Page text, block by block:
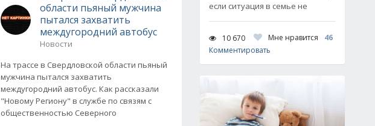
области пьяный мужчина
пытался захватить
междугородний автобус
Новости
На трассе в Свердловской области пьяный
мужчина пытался захватить
междугородний автобус. Как рассказали
"Новому Региону" в службе по связям с
общественностью Северного
если ситуация в семье не
10 670 Мне нравится
46
Комментировать